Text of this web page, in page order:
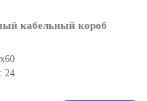
кабельный короб
24